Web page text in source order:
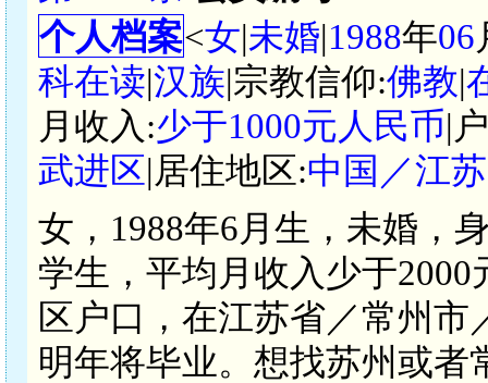
个人档案<女|未婚|1988年06
科在读|汉族|宗教信仰:佛教|
月收入:少于1000元人民币|
武进区|居住地区:中国／江
女，1988年6月生，未婚，
学生，平均月收入少于
区户口，在江苏省／常州
明年将毕业。想找苏州或